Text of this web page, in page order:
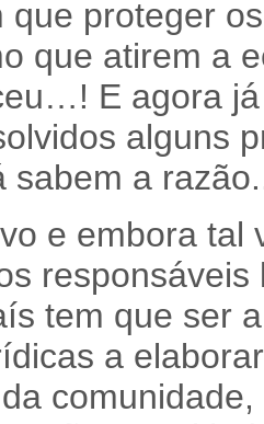
que proteger
que atirem a
E agora
alguns
sabem a
e embora tal
tem que ser
a